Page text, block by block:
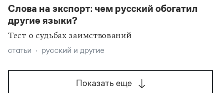
Слова на экспорт: чем русский обогатил
другие языки?
Тест о судьбах заимствований
статьи русский и другие
Показать еще